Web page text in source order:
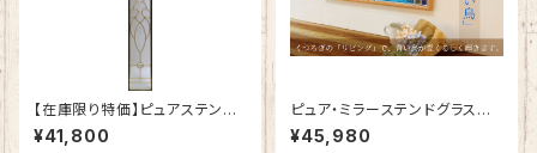
【在庫限り特価】ピュアステンド
グラスSH-J-GL201
¥41,800
ピュア・ミラーステンドグラス
幸せの「青い鳥」SH-PR01
¥45,980